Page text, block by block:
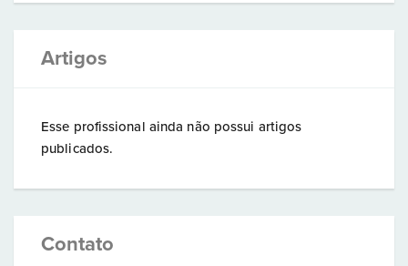
Artigos
Esse profissional ainda não possui artigos
publicados.
Contato